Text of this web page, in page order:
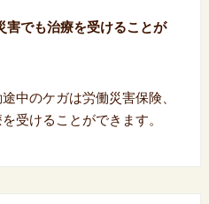
害でも治療を受けることが
中のケガは労働災害保険、
受けることができます。